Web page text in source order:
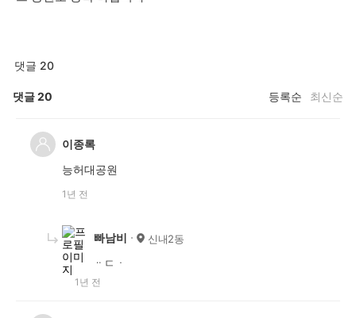
댓글 20
댓글20 등록순 최신순
이종록
능허대공원
1년 전
빠남비 신내2동
ᆢㄷㆍ
1년 전